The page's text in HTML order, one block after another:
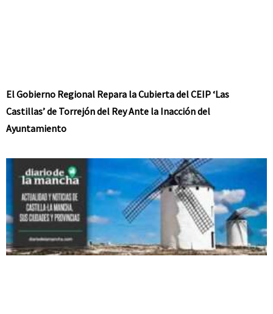
El Gobierno Regional Repara la Cubierta del CEIP ‘Las
Castillas’ de Torrejón del Rey Ante la Inacción del
Ayuntamiento